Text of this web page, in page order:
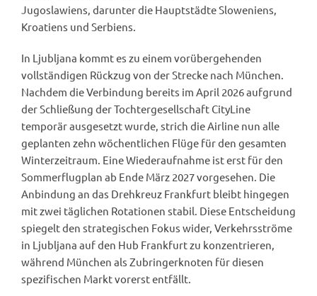
Jugoslawiens, darunter die Hauptstädte Sloweniens,
Kroatiens und Serbiens.
In Ljubljana kommt es zu einem vorübergehenden
vollständigen Rückzug von der Strecke nach München.
Nachdem die Verbindung bereits im April 2026 aufgrund
der Schließung der Tochtergesellschaft CityLine
temporär ausgesetzt wurde, strich die Airline nun alle
geplanten zehn wöchentlichen Flüge für den gesamten
Winterzeitraum. Eine Wiederaufnahme ist erst für den
Sommerflugplan ab Ende März 2027 vorgesehen. Die
Anbindung an das Drehkreuz Frankfurt bleibt hingegen
mit zwei täglichen Rotationen stabil. Diese Entscheidung
spiegelt den strategischen Fokus wider, Verkehrsströme
in Ljubljana auf den Hub Frankfurt zu konzentrieren,
während München als Zubringerknoten für diesen
spezifischen Markt vorerst entfällt.